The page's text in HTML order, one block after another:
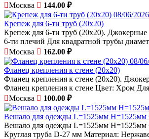
Москва
144.00 ₽
08/06/2026
Крепеж для 6-ти труб (20х20)
Крепеж для 6-ти труб (20х20). Джокерные
6-ти плечий Для квадратной трубы
Москва
162.00 ₽
08/
Фланец крепления к стене (20х20)
Фланец крепления к стене (20х20).
Фланец крепления к стене Цвет: Хром
Москва
100.00 ₽
Вешало для одежды L=1525мм
Вешало для одежды L=1525мм H=1525мм
Круглая труба D-27 мм Материал: